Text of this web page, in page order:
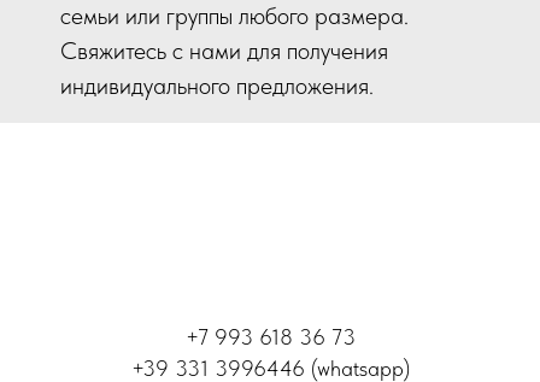
семьи или группы любого размера.
Свяжитесь с нами для получения
индивидуального предложения.
+7 993 618 36 73
+39 331 3996446 (whatsapp)